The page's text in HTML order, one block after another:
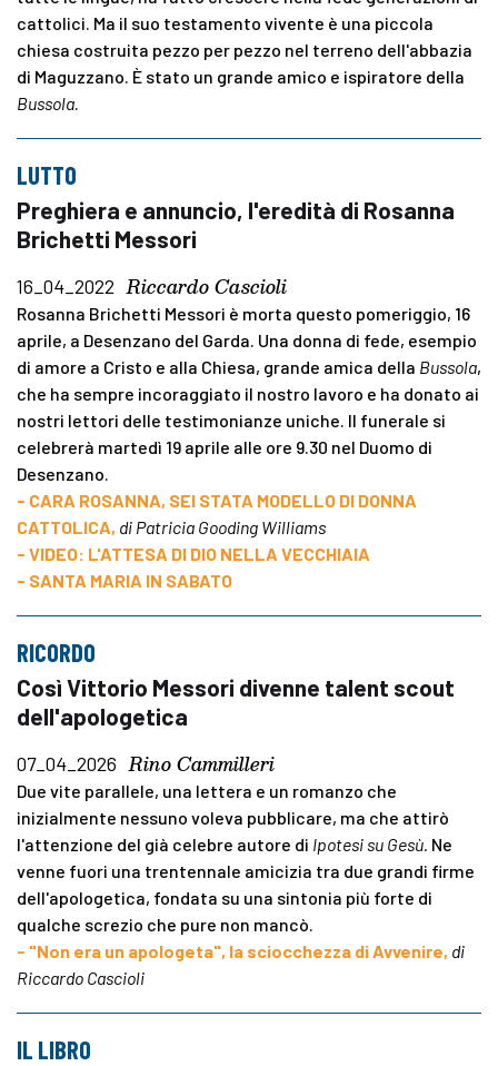
cattolici. Ma il suo testamento vivente è una piccola
chiesa costruita pezzo per pezzo nel terreno dell'abbazia
di Maguzzano. È stato un grande amico e ispiratore della
Bussola.
LUTTO
Preghiera e annuncio, l'eredità di Rosanna
Brichetti Messori
16_04_2022 Riccardo Cascioli
Rosanna Brichetti Messori è morta questo pomeriggio, 16
aprile, a Desenzano del Garda. Una donna di fede, esempio
di amore a Cristo e alla Chiesa, grande amica della Bussola,
che ha sempre incoraggiato il nostro lavoro e ha donato ai
nostri lettori delle testimonianze uniche. Il funerale si
celebrerà martedì 19 aprile alle ore 9.30 nel Duomo di
Desenzano.
- CARA ROSANNA, SEI STATA MODELLO DI DONNA
CATTOLICA, di Patricia Gooding Williams
- VIDEO: L'ATTESA DI DIO NELLA VECCHIAIA
- SANTA MARIA IN SABATO
RICORDO
Così Vittorio Messori divenne talent scout
dell'apologetica
07_04_2026 Rino Cammilleri
Due vite parallele, una lettera e un romanzo che
inizialmente nessuno voleva pubblicare, ma che attirò
l'attenzione del già celebre autore di Ipotesisu Gesù. Ne
venne fuori una trentennale amicizia tra due grandi firme
dell'apologetica, fondata su una sintonia più forte di
qualche screzio che pure non mancò.
- "Non era un apologeta", la sciocchezza di Avvenire, di
Riccardo Cascioli
IL LIBRO